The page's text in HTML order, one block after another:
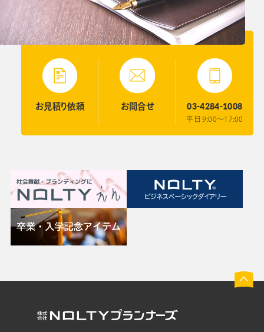
お見積り依頼 お問合せ 03-4284-1008
平日 9:00〜17:00